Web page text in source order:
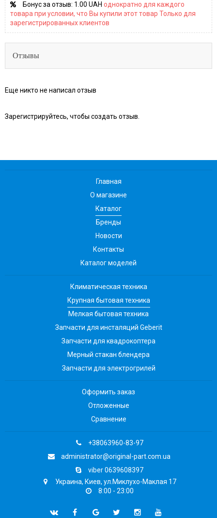
Бонус за отзыв: 1.00 UAH однократно для каждого
товара при условии, что Вы купили этот товар Только для
зарегистрированных клиентов
Отзывы
Еще никто не написал отзыв
Зарегистрируйтесь, чтобы создать отзыв.
Главная
О магазине
Каталог
Бренды
Новости
Контакты
Каталог моделей
Климатическая техника
Крупная бытовая техника
Мелкая бытовая техника
Запчасти для инсталяций Geberit
Запчасти для квадрокоптера
Мерный стакан блендера
Запчасти для электрогрилей
Оформить заказ
Отложенные
Сравнение
+38063960-83-97
administrator@original-part.com.ua
viber 0639608397
Украина, Киев, ул.Миклухо-Маклая 17
8:00 - 23:00